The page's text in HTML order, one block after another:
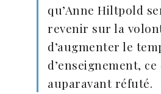
qu’Anne Hiltpold
revenir sur la
d’augmenter le
d’enseignement,
auparavant réfuté.